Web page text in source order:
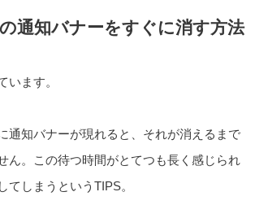
通知バナーをすぐに消す方法
います。
通知バナーが現れると、それが消えるまで
ん。この待つ時間がとてつも長く感じられ
てしまうというTIPS。